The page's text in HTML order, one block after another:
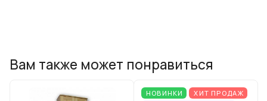
Вам также может понравиться
НОВИНКИ
ХИТ ПРОДАЖ